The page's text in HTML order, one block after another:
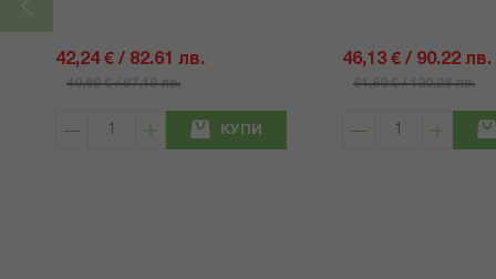
42,24 € / 82.61 лв.
49,69 € / 97.19 лв.
КУПИ
46,13 € / 90.22 лв.
61,50 € / 120.28 лв.